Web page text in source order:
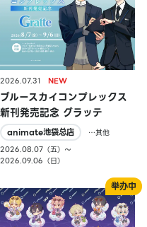
2026.07.31
ブルースカイコンプレックス
新刊発売記念 グラッテ
animate池袋总店
…其他
2026.08.07（五）〜
2026.09.06（日）